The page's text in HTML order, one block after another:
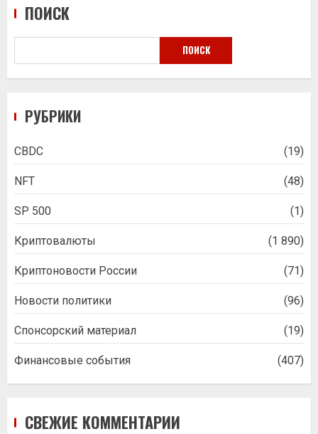
ПОИСК
ПОИСК
РУБРИКИ
CBDC (19)
NFT (48)
SP 500 (1)
Криптовалюты (1 890)
Криптоновости России (71)
Новости политики (96)
Спонсорский материал (19)
Финансовые события (407)
СВЕЖИЕ КОММЕНТАРИИ